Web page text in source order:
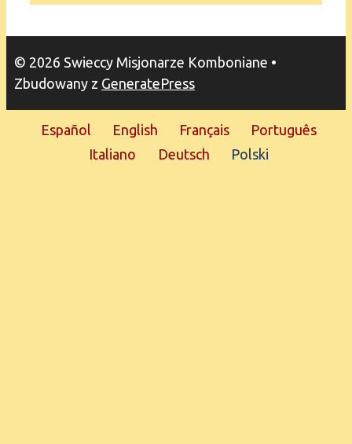
© 2026 Swieccy Misjonarze Komboniane •
Zbudowany z GeneratePress
Español English Français
Português
Italiano
Deutsch Polski